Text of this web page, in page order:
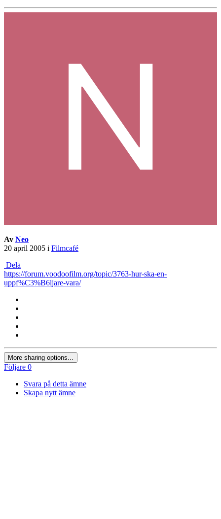
Av Neo
20 april 2005 i Filmcafé
Dela
https://forum.voodoofilm.org/topic/3763-hur-ska-en-
uppf%C3%B6ljare-vara/
More sharing options...
Följare 0
Svara på detta ämne
Skapa nytt ämne